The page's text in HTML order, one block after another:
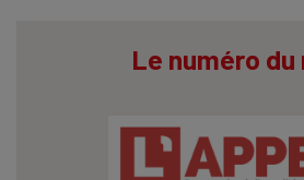
Le numéro du